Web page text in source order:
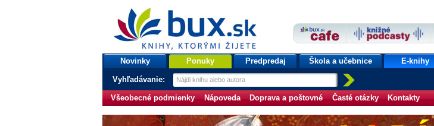
bux.sk
knihy, ktorými žijete
Úvodná stránka
Novinky Ponuky Predpredaj Škola a učebnice E-knihy
Vyhľadávanie:
Všeobecné podmienky Nápoveda Doprava a poštovné Časté otázky Kontakty